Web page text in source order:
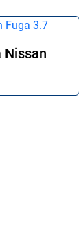
Nissan